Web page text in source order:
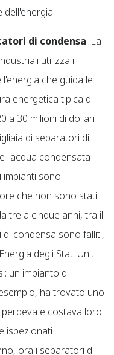
di condensa. La
utilizza il
che guida le
energetica tipica di
a 30 milioni di dollari
di separatori di
l'acqua condensata
impianti sono
che non sono stati
tre a cinque anni, tra il
di condensa sono falliti,
degli Stati Uniti.
un impianto di
ha trovato uno
e costava loro
ispezionati
ora i separatori di